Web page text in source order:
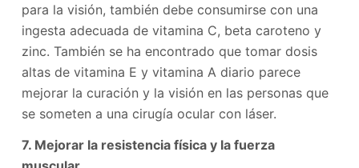
para la visión, también debe consumirse con una
ingesta adecuada de vitamina C, beta caroteno y
zinc. También se ha encontrado que tomar dosis
altas de vitamina E y vitamina A diario parece
mejorar la curación y la visión en las personas que
se someten a una cirugía ocular con láser.
7. Mejorar la resistencia física y la fuerza